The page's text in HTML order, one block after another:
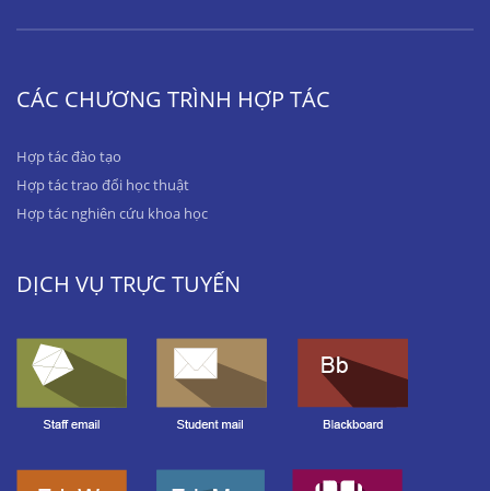
CÁC CHƯƠNG TRÌNH HỢP TÁC
Hợp tác đào tạo
Hợp tác trao đổi học thuật
Hợp tác nghiên cứu khoa học
DỊCH VỤ TRỰC TUYẾN